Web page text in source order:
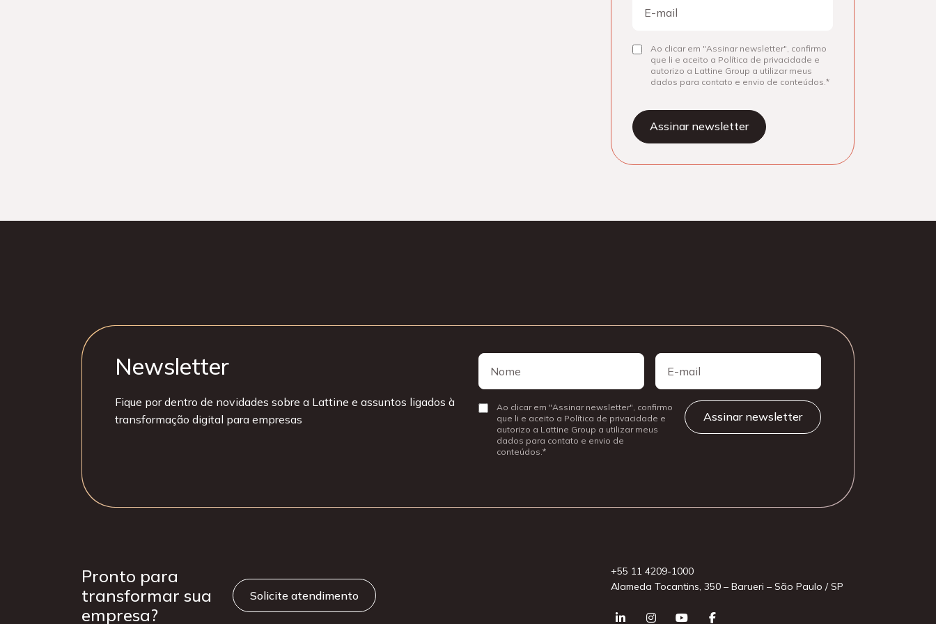
mail
ConsentirAo clicar em "Assinar newsletter", confirmo
que li e aceito a Política de privacidade e
autorizo a Lattine Group a utilizar meus
dados para contato e envio de conteúdos.
Newsletter
Fique por dentro de novidades sobre a Lattine e assuntos ligados à
transformação digital para empresas
Nome
E-
mail
ConsentirAo clicar em "Assinar newsletter", confirmo
que li e aceito a Política de privacidade e
autorizo a Lattine Group a utilizar meus
dados para contato e envio de
conteúdos.
Pronto para
transformar sua
empresa?
Solicite atendimento
+55 11 4209-1000
Alameda Tocantins, 350 – Barueri – São Paulo / SP